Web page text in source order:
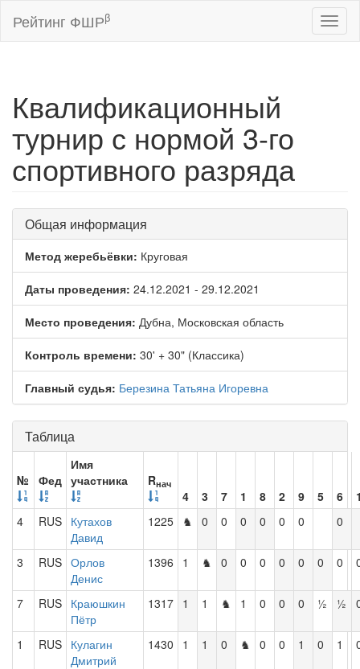
Рейтинг ФШРβ
Квалификационный
турнир с нормой 3-го
спортивного разряда
Общая информация
Метод жеребьёвки: Круговая
Даты проведения: 24.12.2021 - 29.12.2021
Место проведения: Дубна, Московская область
Контроль времени: 30' + 30" (Классика)
Главный судья: Березина Татьяна Игоревна
Таблица
№ Фед
Имя
участника
Rнач
4 3 7 1 8 2 9 5 6
4
RUS Кутахов
Давид
1225 ♞ 0 0 0 0 0 0 0
3 RUS Орлов
Денис
1396 1 ♞ 0 0 0 0 0 0 0
7 RUS Краюшкин
Пётр
1317 1 1 ♞ 1 0 0 0 ½ ½
1 RUS Кулагин
Дмитрий
1430 1 1 0 ♞ 0 0 1 0 1